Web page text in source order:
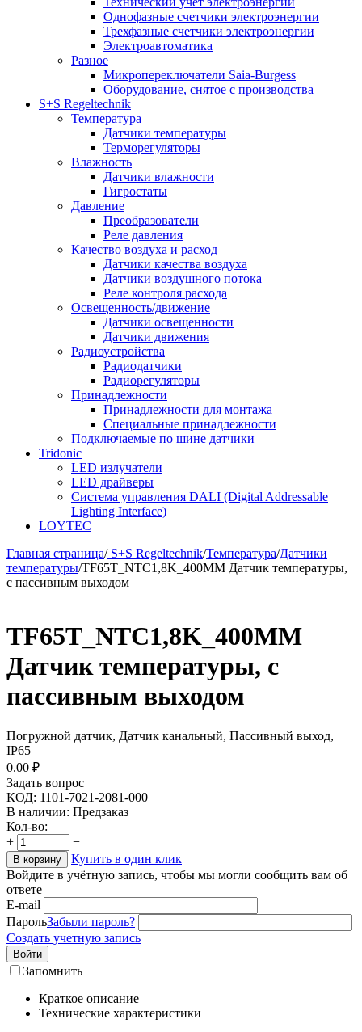
Однофазные счетчики электроэнергии
Трехфазные счетчики электроэнергии
Электроавтоматика
Разное
Микропереключатели Saia-Burgess
Оборудование, снятое с производства
S+S Regeltechnik
Температура
Датчики температуры
Терморегуляторы
Влажность
Датчики влажности
Гигростаты
Давление
Преобразователи
Реле давления
Качество воздуха и расход
Датчики качества воздуха
Датчики воздушного потока
Реле контроля расхода
Освещенность/движение
Датчики освещенности
Датчики движения
Радиоустройства
Радиодатчики
Радиорегуляторы
Принадлежности
Принадлежности для монтажа
Специальные принадлежности
Подключаемые по шине датчики
Tridonic
LED излучатели
LED драйверы
Система управления DALI (Digital Addressable
Lighting Interface)
LOYTEC
Главная страница/S+S Regeltechnik/Температура/Датчики
температуры/TF65T_NTC1,8K_400MM Датчик температуры,
с пассивным выходом
TF65T_NTC1,8K_400MM
Датчик температуры, с
пассивным выходом
Погружной датчик, Датчик канальный, Пассивный выход,
IP65
0.00 ₽
Задать вопрос
КОД: 1101-7021-2081-000
В наличии: Предзаказ
Кол-во:
+
−
В корзину
Купить в один клик
Войдите в учётную запись, чтобы мы могли сообщить вам об
ответе
E-mail
ПарольЗабыли пароль?
Создать учетную запись
Войти
Запомнить
Краткое описание
Технические характеристики